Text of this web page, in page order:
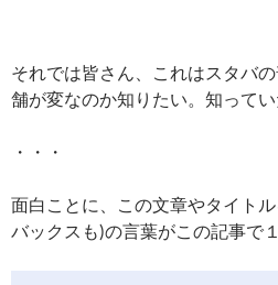
それでは皆さん、これはスタバ
舗が変なのか知りたい。知ってい
・・・
面白ことに、この文章やタイト
バックスも)の言葉がこの記事で